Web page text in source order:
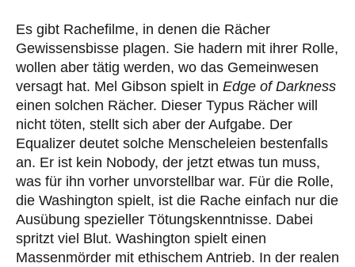
Es gibt Rachefilme, in denen die Rächer
Gewissensbisse plagen. Sie hadern mit ihrer Rolle,
wollen aber tätig werden, wo das Gemeinwesen
versagt hat. Mel Gibson spielt in Edge of Darkness
einen solchen Rächer. Dieser Typus Rächer will
nicht töten, stellt sich aber der Aufgabe. Der
Equalizer deutet solche Menscheleien bestenfalls
an. Er ist kein Nobody, der jetzt etwas tun muss,
was für ihn vorher unvorstellbar war. Für die Rolle,
die Washington spielt, ist die Rache einfach nur die
Ausübung spezieller Tötungskenntnisse. Dabei
spritzt viel Blut. Washington spielt einen
Massenmörder mit ethischem Antrieb. In der realen